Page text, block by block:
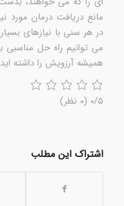
مانع دریافت درمان مورد
در هر سنی با نیازهای
می توانیم راه حل مناسبی
همیشه آرزویش را داشته
۰/۵ (۰ نظر)
اشتراک این مطلب